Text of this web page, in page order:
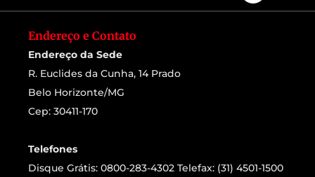
Endereço e Contato
Endereço da Sede
R. Euclides da Cunha, 14 Prado
Belo Horizonte/MG
Cep: 30411-170
Telefones
Disque Grátis: 0800-283-4302 Telefax: (31) 4501-1500